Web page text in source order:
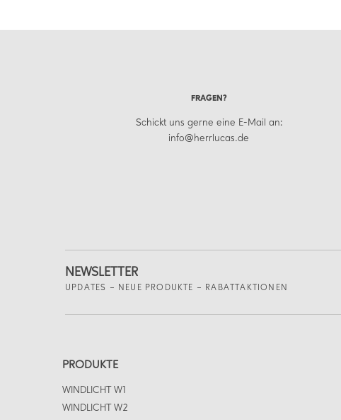
FRAGEN?
Schickt uns gerne eine E-Mail an:
info@herrlucas.de
NEWSLETTER
UPDATES – NEUE PRODUKTE – RABATTAKTIONEN
PRODUKTE
WINDLICHT W1
WINDLICHT W2